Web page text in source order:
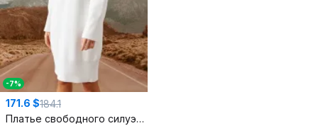
-7%
171.6 $184.1
Платье свободного силуэта с воротником стойкой